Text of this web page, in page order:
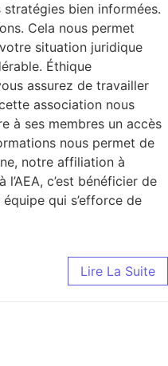
bien informées.
Cela nous permet
situation juridique
Éthique
assurez de travailler
association nous
à ses membres un accès
nous permet de
notre affiliation à
c’est bénéficier de
qui s’efforce de
Lire La Suite